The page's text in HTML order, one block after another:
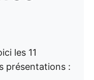
les 11
présentations :